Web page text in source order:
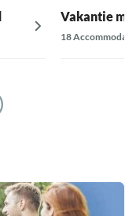
Vakantie met
18